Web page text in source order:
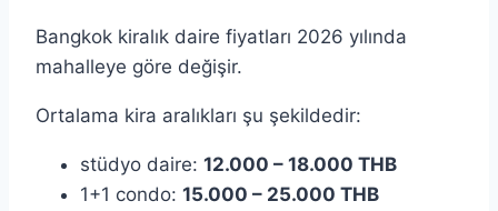
Bangkok kiralık daire fiyatları 2026 yılında
mahalleye göre değişir.
Ortalama kira aralıkları şu şekildedir:
stüdyo daire: 12.000 – 18.000 THB
1+1 condo: 15.000 – 25.000 THB